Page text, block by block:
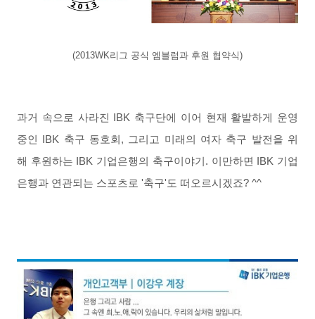
(2013WK리그 공식 엠블럼과 후원 협약식)
과거 속으로 사라진 IBK 축구단에 이어 현재 활발하게 운영
중인 IBK 축구 동호회, 그리고 미래의 여자 축구 발전을 위
해 후원하는 IBK 기업은행의 축구이야기. 이만하면 IBK 기업
은행과 연관되는 스포츠로 '축구'도 떠오르시겠죠? ^^